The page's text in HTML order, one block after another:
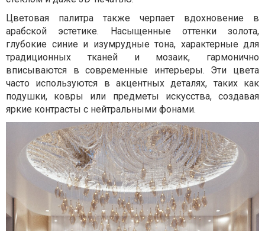
Цветовая палитра также черпает вдохновение в
арабской эстетике. Насыщенные оттенки золота,
глубокие синие и изумрудные тона, характерные для
традиционных тканей и мозаик, гармонично
вписываются в современные интерьеры. Эти цвета
часто используются в акцентных деталях, таких как
подушки, ковры или предметы искусства, создавая
яркие контрасты с нейтральными фонами.